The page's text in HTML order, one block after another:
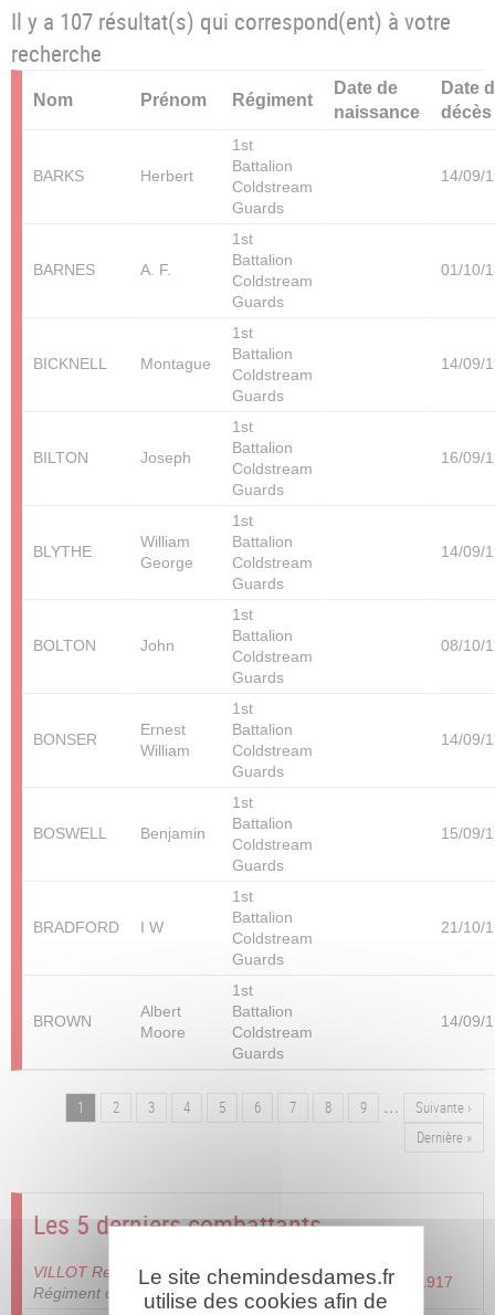
Il y a 107 résultat(s) qui correspond(ent) à votre
recherche
Nom Prénom Régiment
Date de
naissance
Date
décès
BARKS Herbert
1st
Battalion
Coldstream
Guards
14/09/
BARNES A. F.
1st
Battalion
Coldstream
Guards
01/10/
BICKNELL Montague
1st
Battalion
Coldstream
Guards
14/09/
BILTON Joseph
1st
Battalion
Coldstream
Guards
16/09/
BLYTHE
William
George
1st
Battalion
Coldstream
Guards
14/09/
BOLTON John
1st
Battalion
Coldstream
Guards
08/10/
BONSER
Ernest
William
1st
Battalion
Coldstream
Guards
14/09/
BOSWELL Benjamin
1st
Battalion
Coldstream
Guards
15/09/
BRADFORD I W
1st
Battalion
Coldstream
Guards
21/10/
BROWN
Albert
Moore
1st
Battalion
Coldstream
Guards
14/09/
PaginationPage
1 Page
2 Page
3 Page
4 Page
5 Page
6 Page
7 Page
8 Page
9 …
Page
Suivante ›
Dernière
Dernière »
Les 5 derniers combattants
VILLOT René Anatole Joseph- 230ème
Régiment d'Artillerie
18/09/1917
Le site chemindesdames.fr
utilise des cookies afin de